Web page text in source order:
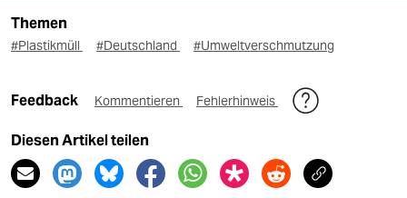
Themen
#Plastikmüll #Deutschland #Umweltverschmutzung
Feedback Kommentieren Fehlerhinweis
Diesen Artikel teilen